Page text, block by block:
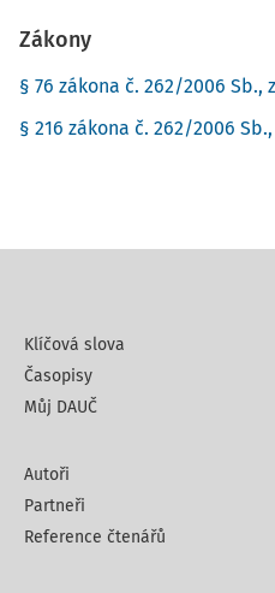
Zákony
§ 76 zákona č. 262/2006 Sb.,
§ 216 zákona č. 262/2006
Klíčová slova
Časopisy
Můj DAUČ
Autoři
Partneři
Reference čtenářů